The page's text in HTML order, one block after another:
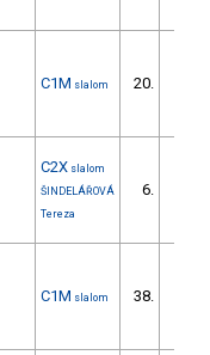
C1M slalom 20.
C2X slalom
ŠINDELÁŘOVÁ
Tereza
6.
C1M slalom 38.